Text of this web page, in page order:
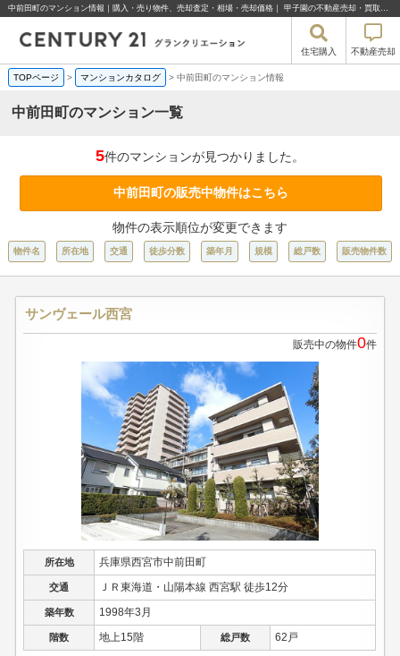
中前田町のマンション情報｜購入・売り物件、売却査定・相場・売却価格｜ 甲子園の不動産売却・買取・住宅購入はセンチュリー21グランクリエーション
住宅購入 不動産売却
TOPページ > マンションカタログ > 中前田町のマンション情報
中前田町のマンション一覧
5件のマンションが見つかりました。
中前田町の販売中物件はこちら
物件の表示順位が変更できます
物件名 所在地 交通 徒歩分数 築年月 規模 総戸数 販売物件数
サンヴェール西宮
販売中の物件0件
所在地 兵庫県西宮市中前田町
交通 ＪＲ東海道・山陽本線 西宮駅 徒歩12分
築年数 1998年3月
階数 地上15階 総戸数 62戸